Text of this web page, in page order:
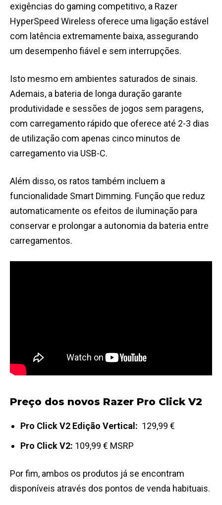
exigências do gaming competitivo, a Razer
HyperSpeed Wireless oferece uma ligação estável
com latência extremamente baixa, assegurando
um desempenho fiável e sem interrupções.
Isto mesmo em ambientes saturados de sinais.
Ademais, a bateria de longa duração garante
produtividade e sessões de jogos sem paragens,
com carregamento rápido que oferece até 2-3 dias
de utilização com apenas cinco minutos de
carregamento via USB-C.
Além disso, os ratos também incluem a
funcionalidade Smart Dimming. Função que reduz
automaticamente os efeitos de iluminação para
conservar e prolongar a autonomia da bateria entre
carregamentos.
Preço dos novos Razer Pro Click V2
Pro Click V2 Edição Vertical: 129,99 €
Pro Click V2: 109,99 € MSRP
Por fim, ambos os produtos já se encontram
disponíveis através dos pontos de venda habituais.